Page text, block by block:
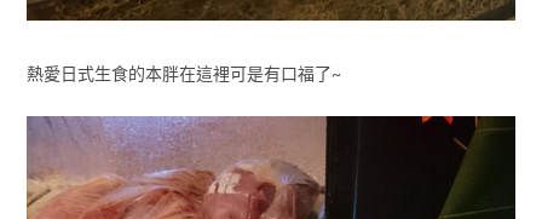
熱愛日式生食的本胖在這裡可是有口福了~